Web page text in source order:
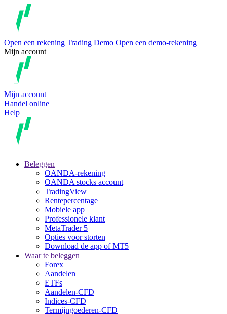
Open een rekening Trading Demo Open een demo-rekening
Mijn account
Mijn account
Handel online
Help
Beleggen
OANDA-rekening
OANDA stocks account
TradingView
Rentepercentage
Mobiele app
Professionele klant
MetaTrader 5
Opties voor storten
Download de app of MT5
Waar te beleggen
Forex
Aandelen
ETFs
Aandelen-CFD
Indices-CFD
Termijngoederen-CFD